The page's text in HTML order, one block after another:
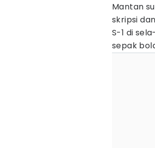
Mantan
skripsi
S-1 di
sepak